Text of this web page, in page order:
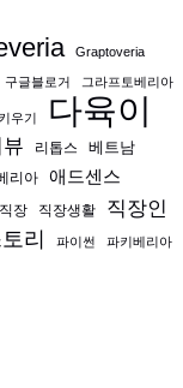
Graptoveria
구글블로거 그라프토베리아
우기 다육이
리톱스
베트남
리아 애드센스
직장 직장생활 직장인
리 파이썬 파키베리아